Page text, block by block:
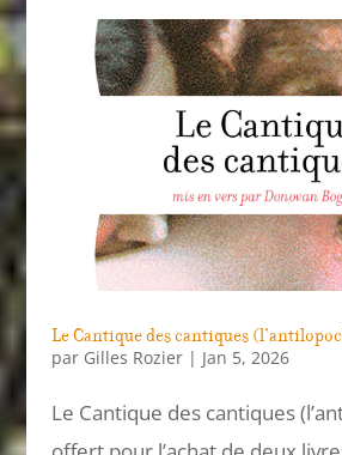
Le Cantique des cantiques
par Gilles Rozier| Jan 5, 2026
Le Cantique des cantiques